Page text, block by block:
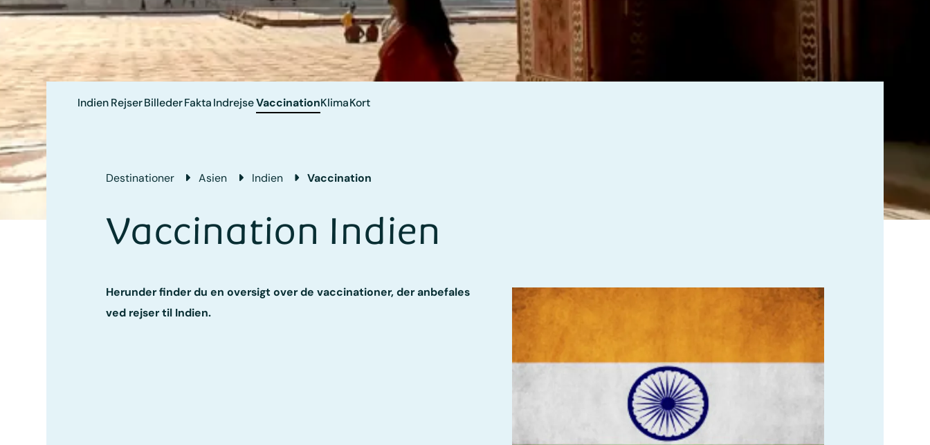
Indien RejserBillederFaktaIndrejseVaccinationKlimaKort
Destinationer Asien Indien Vaccination
Vaccination Indien
Herunder finder du en oversigt over de vaccinationer, der anbefales
ved rejser til Indien.